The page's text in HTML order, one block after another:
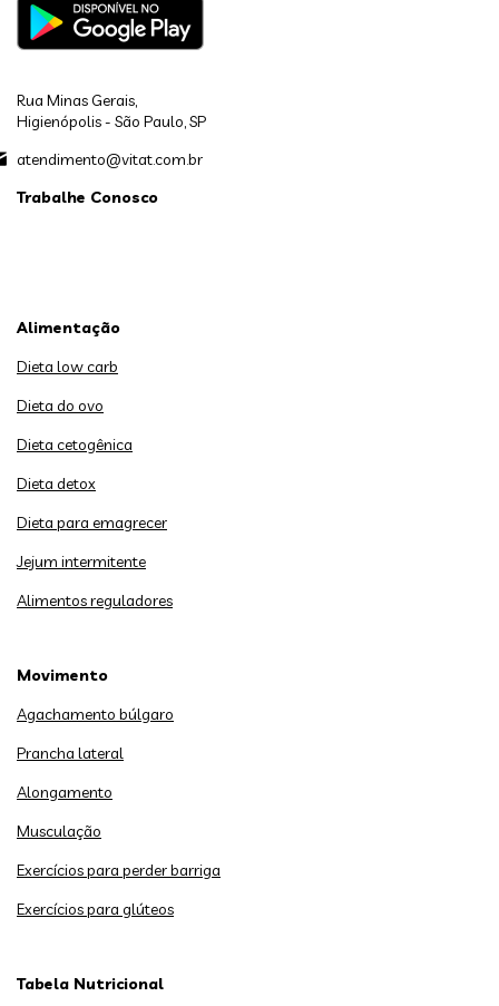
Rua Minas Gerais,
Higienópolis - São Paulo, SP
atendimento@vitat.com.br
Trabalhe Conosco
Alimentação
Dieta low carb
Dieta do ovo
Dieta cetogênica
Dieta detox
Dieta para emagrecer
Jejum intermitente
Alimentos reguladores
Movimento
Agachamento búlgaro
Prancha lateral
Alongamento
Musculação
Exercícios para perder barriga
Exercícios para glúteos
Tabela Nutricional